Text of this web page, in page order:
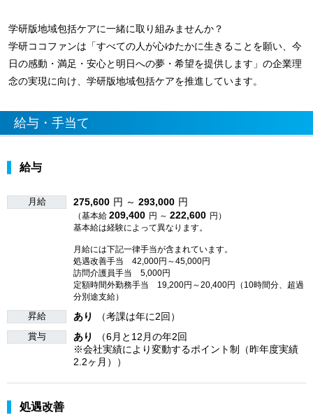
学研版地域包括ケアに一緒に取り組みませんか？
学研ココファンは「すべての人が心ゆたかに生きることを願い、今
日の感動・満足・安心と明日への夢・希望を提供します」の企業理
念の実現に向け、学研版地域包括ケアを推進しています。
給与・手当て
給与
月給 275,600 円 ～ 293,000 円
（基本給 209,400 円 ～ 222,600 円）
基本給は経験によって異なります。
月給には下記一律手当が含まれています。
処遇改善手当 42,000円～45,000円
訪問介護員手当 5,000円
定額時間外勤務手当 19,200円～20,400円（10時間分、超過
分別途支給）
昇給 あり （考課は年に2回）
賞与 あり
（6月と12月の年2回
※会社実績により変動するポイント制（昨年度実績
2.2ヶ月））
処遇改善